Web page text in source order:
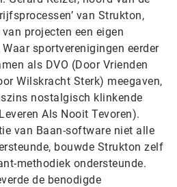
van Strukton,
projecten een eigen
sportverenigingen eerder
als DVO (Door Vrienden
Wilskracht Sterk) meegaven,
nostalgisch klinkende
Als Nooit Tevoren).
van Baan-software niet alle
bouwde Strukton zelf
methodiek ondersteunde.
de benodigde